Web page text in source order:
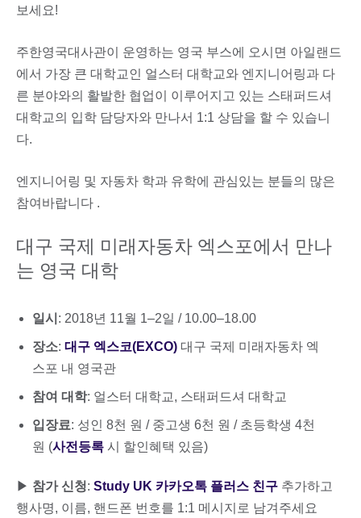
보세요!
주한영국대사관이 운영하는 영국 부스에 오시면 아일랜드
에서 가장 큰 대학교인 얼스터 대학교와 엔지니어링과 다
른 분야와의 활발한 협업이 이루어지고 있는 스태퍼드셔
대학교의 입학 담당자와 만나서 1:1 상담을 할 수 있습니
다.
엔지니어링 및 자동차 학과 유학에 관심있는 분들의 많은
참여바랍니다 .
대구 국제 미래자동차 엑스포에서 만나
는 영국 대학
일시 : 2018년 11월 1–2일 / 10.00–18.00
장소: 대구 엑스코(EXCO) 대구 국제 미래자동차 엑
스포 내 영국관
참여 대학: 얼스터 대학교, 스태퍼드셔 대학교
입장료: 성인 8천 원 / 중고생 6천 원 / 초등학생 4천
원 (사전등록 시 할인혜택 있음)
▶ 참가 신청: Study UK 카카오톡 플러스 친구 추가하고
행사명, 이름, 핸드폰 번호를 1:1 메시지로 남겨주세요